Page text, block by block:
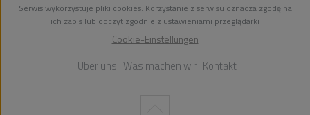
Serwis wykorzystuje pliki cookies. Korzystanie z serwisu oznacza zgodę na
ich zapis lub odczyt zgodnie z ustawieniami przeglądarki
Cookie-Einstellungen
Über uns Was machen wir Kontakt